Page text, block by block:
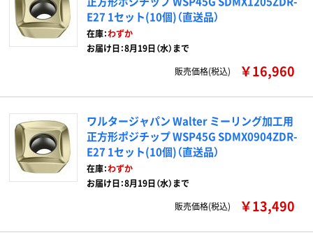
E27 1セット(10個)（直送品）
在庫：わずか
お届け日：8月19日（水）まで
販売価格(税込)
￥16,960
ワルタージャパン Walter ミーリング加工用
正方形ポジチップ WSP45G SDMX0904ZDR-
E27 1セット(10個)（直送品）
在庫：わずか
お届け日：8月19日（水）まで
販売価格(税込)
￥13,490